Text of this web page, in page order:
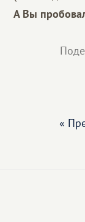
А Вы
«